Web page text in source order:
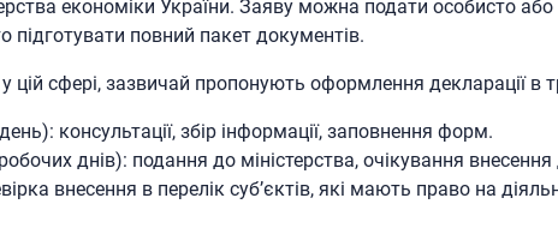
економіки України. Заяву можна подати особисто
підготувати повний пакет документів.
цій сфері, зазвичай пропонують оформлення декларації в
консультації, збір інформації, заповнення форм.
днів): подання до міністерства, очікування внесення
внесення в перелік суб’єктів, які мають право на